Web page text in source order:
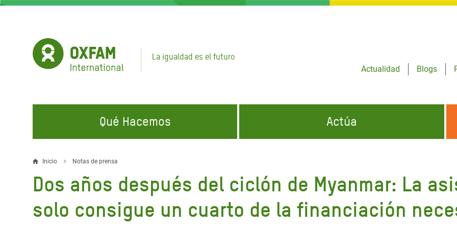
Pasar
La igualdad es el futuro
Actualidad
Blogs
Qué Hacemos
EN QUÉ TRABAJAMOS
Agua y Servicios de
Saneamiento
Alimentación, Crisis Climática,
Gaza Crisis Appeal
Llamamiento por la Crisis en
Líbano
CONÓCENOS
Actúa
ÚNETE A NUESTRAS CAMPAÑAS
Climate Justice
Hands Off Our Spaces
Únete a Nuestra Comunidad para
Sobrescribir
enlaces
de
Inicio Notas de prensa
Dos años después del ciclón de Myanmar: La
solo consigue un cuarto de la financiación